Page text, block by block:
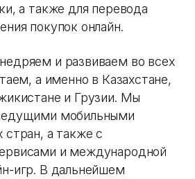
а также для перевода
покупок онлайн.
и развиваем во всех
а именно в Казахстане,
и Грузии. Мы
мобильными
стран, а также с
и международной
игр. В дальнейшем